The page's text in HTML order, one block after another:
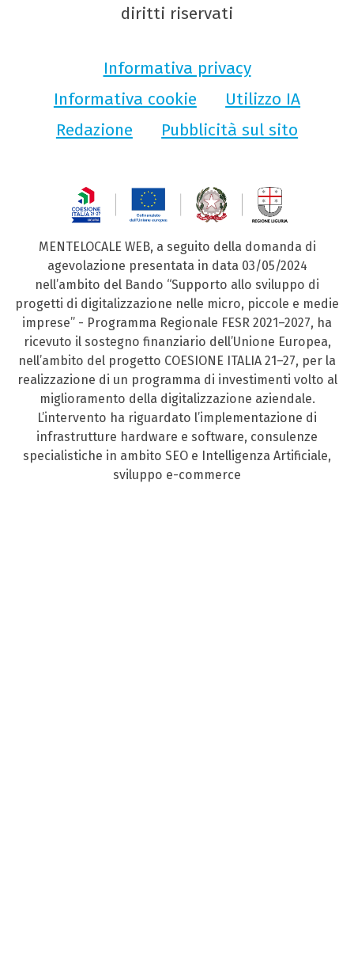
diritti riservati
Informativa privacy
Informativa cookie
Utilizzo IA
Redazione
Pubblicità sul sito
MENTELOCALE WEB, a seguito della domanda di
agevolazione presentata in data 03/05/2024
nell’ambito del Bando “Supporto allo sviluppo di
progetti di digitalizzazione nelle micro, piccole e medie
imprese” - Programma Regionale FESR 2021–2027, ha
ricevuto il sostegno finanziario dell’Unione Europea,
nell’ambito del progetto COESIONE ITALIA 21–27, per la
realizzazione di un programma di investimenti volto al
miglioramento della digitalizzazione aziendale.
L’intervento ha riguardato l’implementazione di
infrastrutture hardware e software, consulenze
specialistiche in ambito SEO e Intelligenza Artificiale,
sviluppo e-commerce